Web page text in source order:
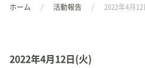
ホーム 活動報告 2022年4月
2022年4月12日(火)